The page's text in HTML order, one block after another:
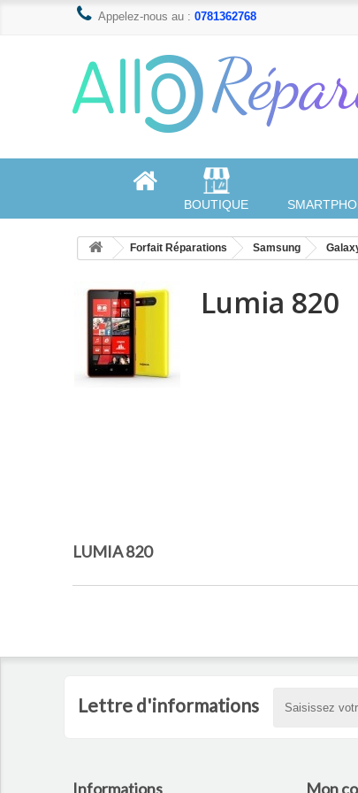
Appelez-nous au : 0781362768
BOUTIQUE
Forfait Réparations Samsung
Lumia 820
LUMIA 820
Lettre d'informations
Informations Mon